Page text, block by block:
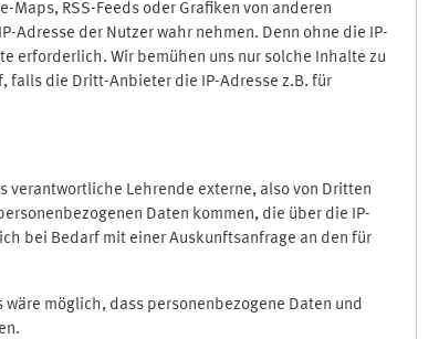
RSS-Feeds oder Grafiken von anderen
der Nutzer wahr nehmen. Denn ohne die IP-
erforderlich. Wir bemühen uns nur solche Inhalte zu
falls die Dritt-Anbieter die IP-Adresse z.B. für
verantwortliche Lehrende externe, also von Dritten
Daten kommen, die über die IP-
bei Bedarf mit einer Auskunftsanfrage an den für
möglich, dass personenbezogene Daten und